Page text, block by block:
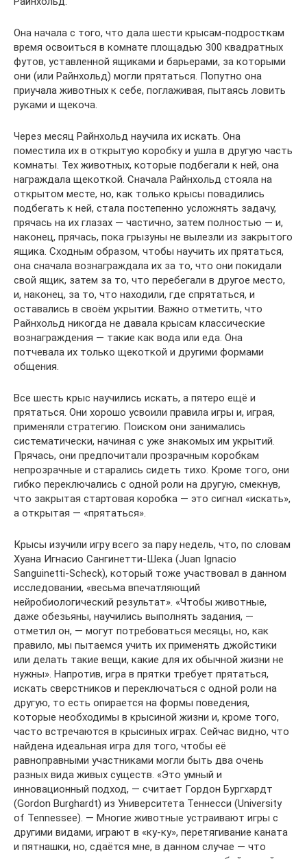
Она начала с того, что дала шести крысам-подросткам
время освоиться в комнате площадью 300 квадратных
футов, уставленной ящиками и барьерами, за которыми
они (или Райнхольд) могли прятаться. Попутно она
приучала животных к себе, поглаживая, пытаясь ловить
руками и щекоча.
Через месяц Райнхольд научила их искать. Она
поместила их в открытую коробку и ушла в другую часть
комнаты. Тех животных, которые подбегали к ней, она
награждала щекоткой. Сначала Райнхольд стояла на
открытом месте, но, как только крысы повадились
подбегать к ней, стала постепенно усложнять задачу,
прячась на их глазах — частично, затем полностью — и,
наконец, прячась, пока грызуны не вылезли из закрытого
ящика. Сходным образом, чтобы научить их прятаться,
она сначала вознаграждала их за то, что они покидали
свой ящик, затем за то, что перебегали в другое место,
и, наконец, за то, что находили, где спрятаться, и
оставались в своём укрытии. Важно отметить, что
Райнхольд никогда не давала крысам классические
вознаграждения — такие как вода или еда. Она
потчевала их только щекоткой и другими формами
общения.
Все шесть крыс научились искать, а пятеро ещё и
прятаться. Они хорошо усвоили правила игры и, играя,
применяли стратегию. Поиском они занимались
систематически, начиная с уже знакомых им укрытий.
Прячась, они предпочитали прозрачным коробкам
непрозрачные и старались сидеть тихо. Кроме того, они
гибко переключались с одной роли на другую, смекнув,
что закрытая стартовая коробка — это сигнал «искать»,
а открытая — «прятаться».
Крысы изучили игру всего за пару недель, что, по словам
Хуана Игнасио Сангинетти-Шека (Juan Ignacio
Sanguinetti-Scheck), который тоже участвовал в данном
исследовании, «весьма впечатляющий
нейробиологический результат». «Чтобы животные,
даже обезьяны, научились выполнять задания, —
отметил он, — могут потребоваться месяцы, но, как
правило, мы пытаемся учить их применять джойстики
или делать такие вещи, какие для их обычной жизни не
нужны». Напротив, игра в прятки требует прятаться,
искать сверстников и переключаться с одной роли на
другую, то есть опирается на формы поведения,
которые необходимы в крысиной жизни и, кроме того,
часто встречаются в крысиных играх. Сейчас видно, что
найдена идеальная игра для того, чтобы её
равноправными участниками могли быть два очень
разных вида живых существ. «Это умный и
инновационный подход, — считает Гордон Бургхардт
(Gordon Burghardt) из Университета Теннесси (University
of Tennessee). — Многие животные устраивают игры с
другими видами, играют в «ку-ку», перетягивание каната
и пятнашки, но, сдаётся мне, в данном случае — что